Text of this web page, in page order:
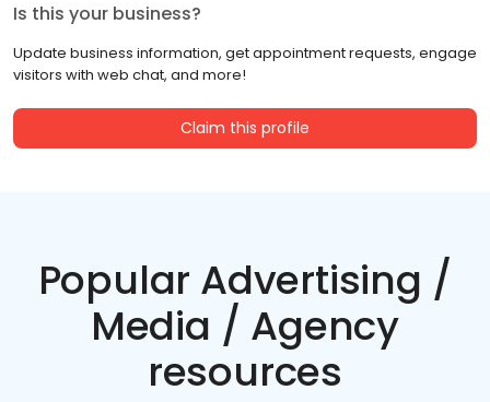
Is this your business?
Update business information, get appointment requests, engage
visitors with web chat, and more!
Claim this profile
Popular Advertising /
Media / Agency
resources